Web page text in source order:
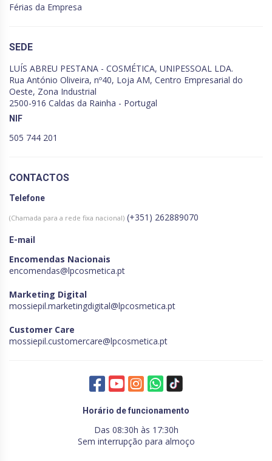
Férias da Empresa
SEDE
LUÍS ABREU PESTANA - COSMÉTICA, UNIPESSOAL LDA.
Rua António Oliveira, nº40, Loja AM, Centro Empresarial do
Oeste, Zona Industrial
2500-916 Caldas da Rainha - Portugal
NIF
505 744 201
CONTACTOS
Telefone
(Chamada para a rede fixa nacional) (+351) 262889070
E-mail
Encomendas Nacionais
encomendas@lpcosmetica.pt
Marketing Digital
mossiepil.marketingdigital@lpcosmetica.pt
Customer Care
mossiepil.customercare@lpcosmetica.pt
Horário de funcionamento
Das 08:30h às 17:30h
Sem interrupção para almoço